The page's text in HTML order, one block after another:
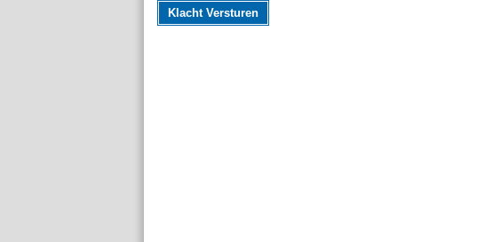
Klacht Versturen